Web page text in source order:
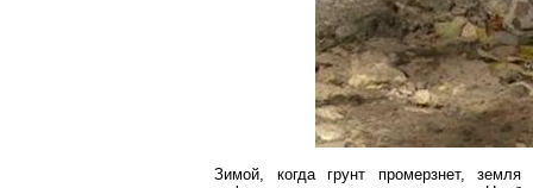
Зимой, когда грунт промерзнет,